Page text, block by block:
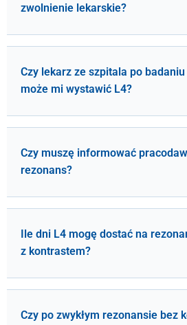
zwolnienie lekarskie?
Czy lekarz ze szpitala po
może mi wystawić L4?
Czy muszę informować
rezonans?
Ile dni L4 mogę dostać na
z kontrastem?
Czy po zwykłym rezonansie bez